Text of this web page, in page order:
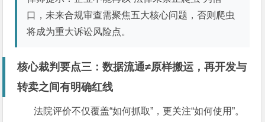
口，未来合规审查需聚焦五大核心问题，否则爬虫
将成为重大诉讼风险点。
核心裁判要点三：数据流通≠原样搬运，再开发与
转卖之间有明确红线
法院评价不仅覆盖“如何抓取”，更关注“如何使用”。